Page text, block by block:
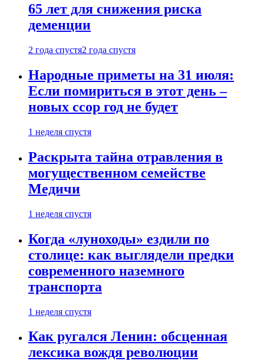
65 лет для снижения риска
деменции
2 года спустя2 года спустя
Народные приметы на 31 июля:
Если помириться в этот день –
новых ссор год не будет
1 неделя спустя
Раскрыта тайна отравления в
могущественном семействе
Медичи
1 неделя спустя
Когда «луноходы» ездили по
столице: как выглядели предки
современного наземного
транспорта
1 неделя спустя
Как ругался Ленин: обсценная
лексика вождя революции